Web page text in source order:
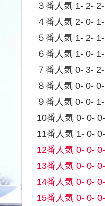
３番人気 1- 2-
４番人気 2- 0-
５番人気 1- 2-
６番人気 1- 0-
７番人気 0- 3-
８番人気 0- 0-
９番人気 0- 0-
10番人気 0- 0-
11番人気 1- 0-
12番人気 0- 0-
13番人気 0- 0-
14番人気 0- 0-
15番人気 0- 0-